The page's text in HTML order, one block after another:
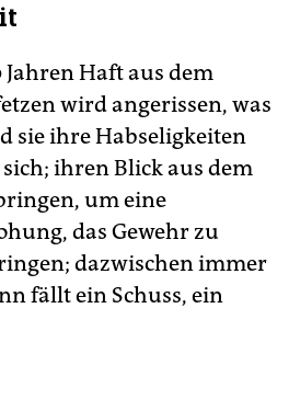
Haft aus dem
wird angerissen, was
sie ihre Habseligkeiten
ihren Blick aus dem
um eine
das Gewehr zu
dazwischen immer
fällt ein Schuss, ein